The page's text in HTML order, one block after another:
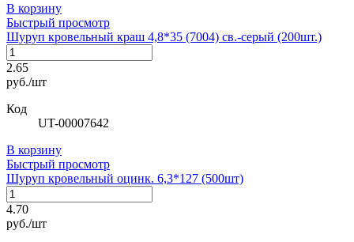
В корзину
Быстрый просмотр
Шуруп кровельный краш 4,8*35 (7004) св.-серый (200шт.)
2.65
руб./шт
Код
UT-00007642
В корзину
Быстрый просмотр
Шуруп кровельный оцинк. 6,3*127 (500шт)
4.70
руб./шт